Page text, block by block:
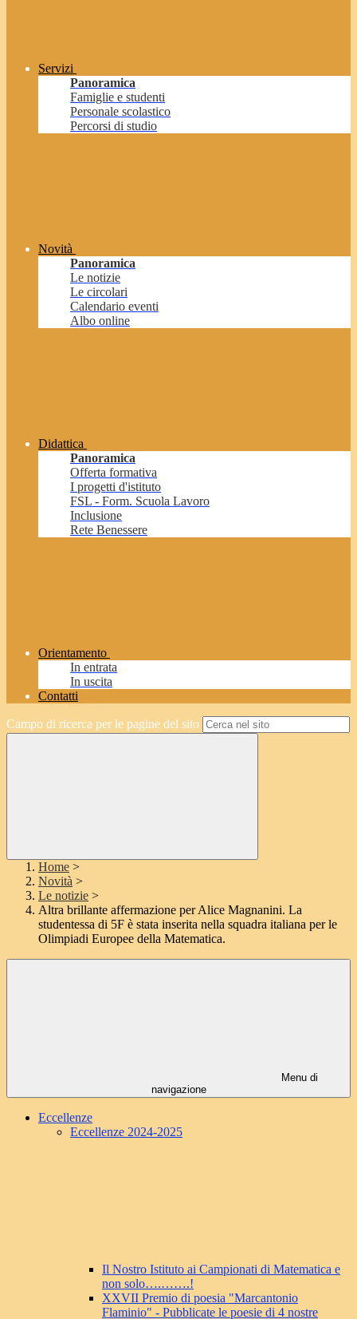
Servizi
Panoramica
Famiglie e studenti
Personale scolastico
Percorsi di studio
Novità
Panoramica
Le notizie
Le circolari
Calendario eventi
Albo online
Didattica
Panoramica
Offerta formativa
I progetti d'istituto
FSL - Form. Scuola Lavoro
Inclusione
Rete Benessere
Orientamento
In entrata
In uscita
Contatti
Campo di ricerca per le pagine del sito
Home >
Novità >
Le notizie >
Altra brillante affermazione per Alice Magnanini. La
studentessa di 5F è stata inserita nella squadra italiana per le
Olimpiadi Europee della Matematica.
Menu di
navigazione
Eccellenze
Eccellenze 2024-2025
Il Nostro Istituto ai Campionati di Matematica e
non solo….…….!
XXVII Premio di poesia "Marcantonio
Flaminio" - Pubblicate le poesie di 4 nostre